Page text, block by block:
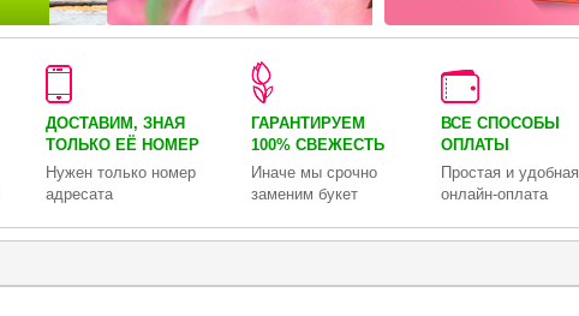
ДОСТАВИМ, ЗНАЯ
ТОЛЬКО ЕЁ НОМЕР
Нужен только номер
адресата
ГАРАНТИРУЕМ
100% СВЕЖЕСТЬ
Иначе мы срочно
заменим букет
ВСЕ СПОСОБЫ
ОПЛАТЫ
Простая и удобная
онлайн-оплата